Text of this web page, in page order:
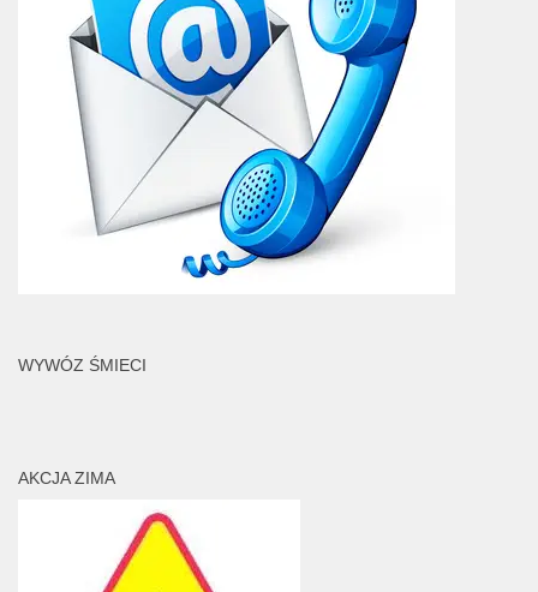
WYWÓZ ŚMIECI
AKCJA ZIMA